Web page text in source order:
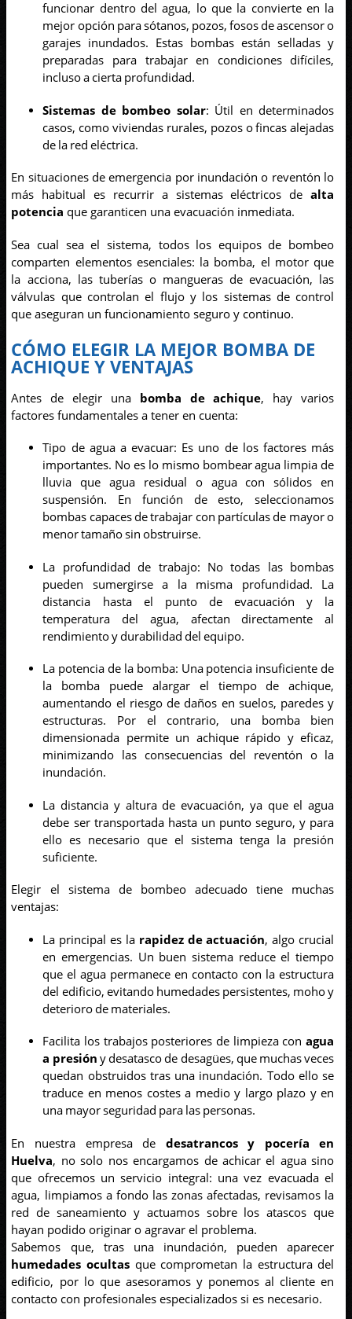
funcionar dentro del agua, lo que la convierte en la
mejor opción para sótanos, pozos, fosos de ascensor o
garajes inundados. Estas bombas están selladas y
preparadas para trabajar en condiciones difíciles,
incluso a cierta profundidad.
Sistemas de bombeo solar: Útil en determinados
casos, como viviendas rurales, pozos o fincas alejadas
de la red eléctrica.
En situaciones de emergencia por inundación o reventón lo
más habitual es recurrir a sistemas eléctricos dealta
potencia que garanticen una evacuación inmediata.
Sea cual sea el sistema, todos los equipos de bombeo
comparten elementos esenciales: la bomba, el motor que
la acciona, las tuberías o mangueras de evacuación, las
válvulas que controlan el flujo y los sistemas de control
que aseguran un funcionamiento seguro y continuo.
CÓMO ELEGIR LA MEJOR BOMBA DE
ACHIQUE Y VENTAJAS
Antes de elegir una bomba de achique, hay varios
factores fundamentales a tener en cuenta:
Tipo de agua a evacuar: Es uno de los factores más
importantes. No es lo mismo bombear agua limpia de
lluvia que agua residual o agua con sólidos en
suspensión. En función de esto, seleccionamos
bombas capaces de trabajar con partículas de mayor o
menor tamaño sin obstruirse.
La profundidad de trabajo: No todas las bombas
pueden sumergirse a la misma profundidad. La
distancia hasta el punto de evacuación y la
temperatura del agua, afectan directamente al
rendimiento y durabilidad del equipo.
La potencia de la bomba: Una potencia insuficiente de
la bomba puede alargar el tiempo de achique,
aumentando el riesgo de daños en suelos, paredes y
estructuras. Por el contrario, una bomba bien
dimensionada permite un achique rápido y eficaz,
minimizando las consecuencias del reventón o la
inundación.
La distancia y altura de evacuación, ya que el agua
debe ser transportada hasta un punto seguro, y para
ello es necesario que el sistema tenga la presión
suficiente.
Elegir el sistema de bombeo adecuado tiene muchas
ventajas:
La principal es la rapidez de actuación, algo crucial
en emergencias. Un buen sistema reduce el tiempo
que el agua permanece en contacto con la estructura
del edificio, evitando humedades persistentes, moho y
deterioro de materiales.
Facilita los trabajos posteriores de limpieza conagua
a presión y desatasco de desagües, que muchas veces
quedan obstruidos tras una inundación. Todo ello se
traduce en menos costes a medio y largo plazo y en
una mayor seguridad para las personas.
En nuestra empresa de desatrancos y pocería en
Huelva, no solo nos encargamos de achicar el agua sino
que ofrecemos un servicio integral: una vez evacuada el
agua, limpiamos a fondo las zonas afectadas, revisamos la
red de saneamiento y actuamos sobre los atascos que
hayan podido originar o agravar el problema.
Sabemos que, tras una inundación, pueden aparecer
humedades ocultas que comprometan la estructura del
edificio, por lo que asesoramos y ponemos al cliente en
contacto con profesionales especializados si es necesario.